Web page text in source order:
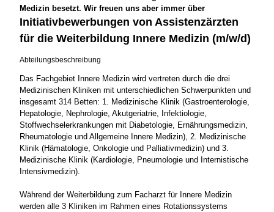
Medizin besetzt. Wir freuen uns aber immer über
Initiativbewerbungen von Assistenzärzten
für die Weiterbildung Innere Medizin (m/w/d)
Abteilungsbeschreibung
Das Fachgebiet Innere Medizin wird vertreten durch die drei
Medizinischen Kliniken mit unterschiedlichen Schwerpunkten und
insgesamt 314 Betten: 1. Medizinische Klinik (Gastroenterologie,
Hepatologie, Nephrologie, Akutgeriatrie, Infektiologie,
Stoffwechselerkrankungen mit Diabetologie, Ernährungsmedizin,
Rheumatologie und Allgemeine Innere Medizin), 2. Medizinische
Klinik (Hämatologie, Onkologie und Palliativmedizin) und 3.
Medizinische Klinik (Kardiologie, Pneumologie und Internistische
Intensivmedizin).
Während der Weiterbildung zum Facharzt für Innere Medizin
werden alle 3 Kliniken im Rahmen eines Rotationssystems